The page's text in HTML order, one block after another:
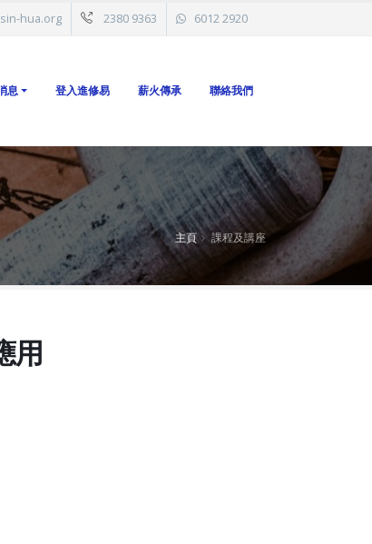
hua.org 2380 9363 6012 2920
息 登入進修易 薪火傳承 聯絡我們
主頁 課程及講座
用